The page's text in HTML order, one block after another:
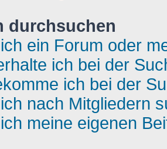
durchsuchen
ein Forum oder
ich bei der
ich bei der
nach Mitgliedern
meine eigenen